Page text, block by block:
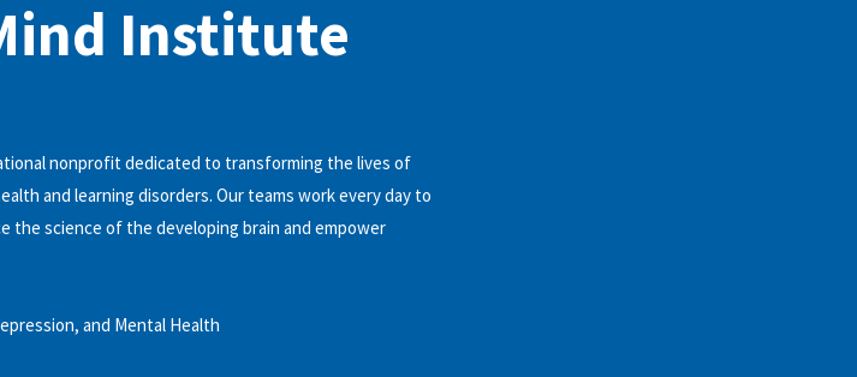
Institute
nonprofit dedicated to transforming the lives of
and learning disorders. Our teams work every day to
the science of the developing brain and empower
and Mental Health